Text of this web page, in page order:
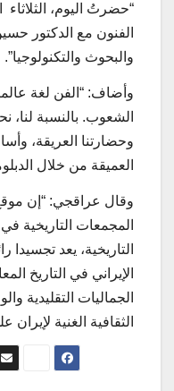
“حضرتُ اليوم،
الفنون مع الدكتور
والبحوث والتكنولوجيا”.
وأضاف: “الفن لغة
الشعوب. بالنسبة لنا،
وحضارتنا العريقة،
العميقة من خلال
وقال عراقجي: “إن
المجمعات التاريخية
التاريخية، يعد تجسيدا
الإيراني في التاريخ
الجماليات التقليدية
الثقافية الغنية لإيران